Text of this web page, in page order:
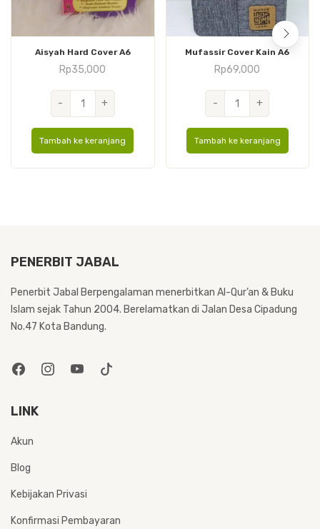
Aisyah Hard Cover A6
Rp35,000
-
Kuantitas
Aisyah
Hard
A6
+
Tambah ke keranjang
Mufassir Cover Kain A6
Rp69,000
-
Kuantitas
Mufassir
Cover
A6
+
Tambah ke keranjang
PENERBIT JABAL
Penerbit Jabal Berpengalaman menerbitkan Al-Qur’an & Buku
Islam sejak Tahun 2004. Berelamatkan di Jalan Desa Cipadung
No.47 Kota Bandung.
LINK
Akun
Blog
Kebijakan Privasi
Konfirmasi Pembayaran